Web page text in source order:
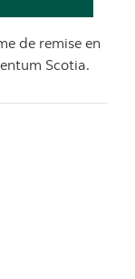
de remise en
Scotia.